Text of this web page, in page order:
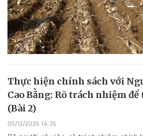
Thực hiện chính sách với
Cao Bằng: Rõ trách nhiệm để
(Bài 2)
05/12/2025 14:35